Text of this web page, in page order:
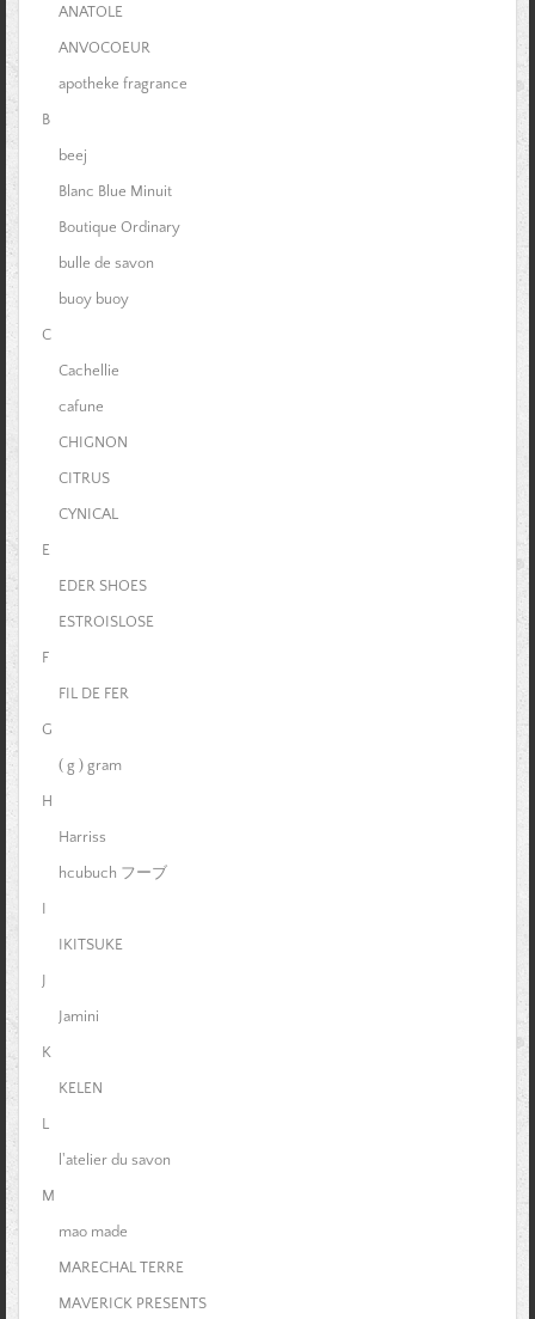
ANATOLE
ANVOCOEUR
apotheke fragrance
B
beej
Blanc Blue Minuit
Boutique Ordinary
bulle de savon
buoy buoy
C
Cachellie
cafune
CHIGNON
CITRUS
CYNICAL
E
EDER SHOES
ESTROISLOSE
F
FIL DE FER
G
( g ) gram
H
Harriss
hcubuch フーブ
I
IKITSUKE
J
Jamini
K
KELEN
L
l'atelier du savon
M
mao made
MARECHAL TERRE
MAVERICK PRESENTS